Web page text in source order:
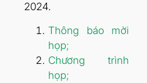
2024.
Thông báo mời
họp;
Chương trình
họp;